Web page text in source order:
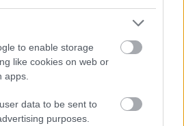
to enable storage
like cookies on web or
apps.
data to be sent to
purposes.
DAL, AGRESSZÍV SOFŐR,
A BËLGA ÚJ LEMEZÉN